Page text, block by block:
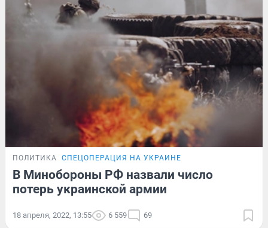
ПОЛИТИКА СПЕЦОПЕРАЦИЯ НА УКРАИНЕ
В Минобороны РФ назвали число
потерь украинской армии
18 апреля, 2022, 13:55 6 559 69